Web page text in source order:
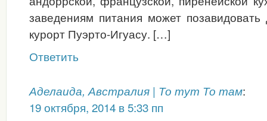
заведениям питания может позавидовать
курорт Пуэрто-Игуасу. […]
Ответить
Аделаида, Австралия | То тут То там:
19 октября, 2014 в 5:33 пп